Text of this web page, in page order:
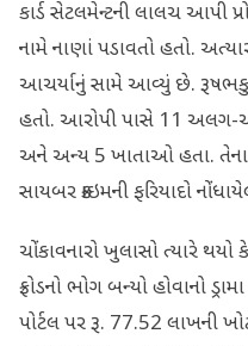
કાર્ડ સેટલમેન્ટની લાલચ આપી
નામે નાણાં પડાવતો હતો.
આચર્યાનું સામે આવ્યું છે.
હતો. આરોપી પાસે 11 અલગ-
અને અન્ય 5 ખાતાઓ હતા.
સાયબર ક્રાઇમની ફરિયાદો
​ચોંકાવનારો ખુલાસો ત્યારે
ફ્રોડનો ભોગ બન્યો હોવાનો
પોર્ટલ પર રૂ. 77.52 લાખની